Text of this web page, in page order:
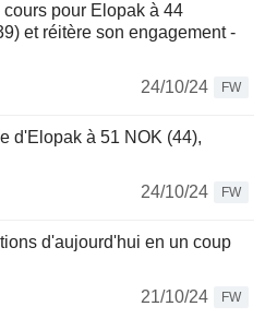
pour Elopak à 44
et réitère son engagement -
24/10/24
FW
d'Elopak à 51 NOK (44),
24/10/24
FW
d'aujourd'hui en un coup
21/10/24
FW